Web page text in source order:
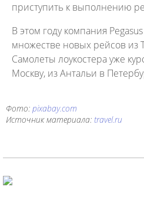
приступить к выполнению
В этом году компания
множестве новых рейсов из
Самолеты лоукостера уже
Москву, из Антальи в
Фото: pixabay.com
Источник материала: travel.ru